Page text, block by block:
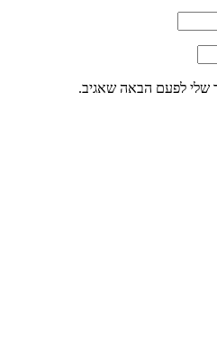
שלי לפעם הבאה שאגיב.